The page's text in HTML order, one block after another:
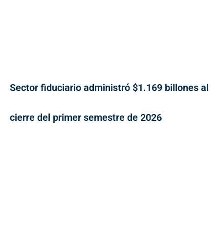
Sector fiduciario administró $1.169 billones al
cierre del primer semestre de 2026